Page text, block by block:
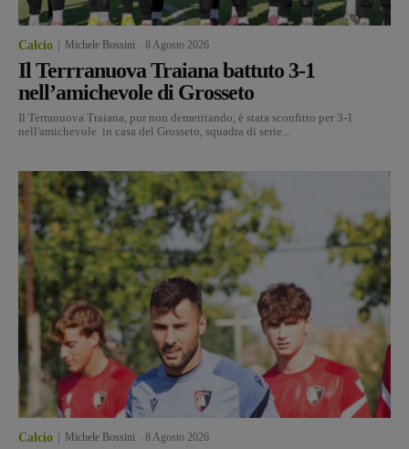
Calcio Michele Bossini 8 Agosto 2026
Il Terrranuova Traiana battuto 3-1
nell’amichevole di Grosseto
Il Terranuova Traiana, pur non demeritando, è stata sconfitto per 3-1
nell'amichevole in casa del Grosseto, squadra di serie...
Calcio Michele Bossini 8 Agosto 2026